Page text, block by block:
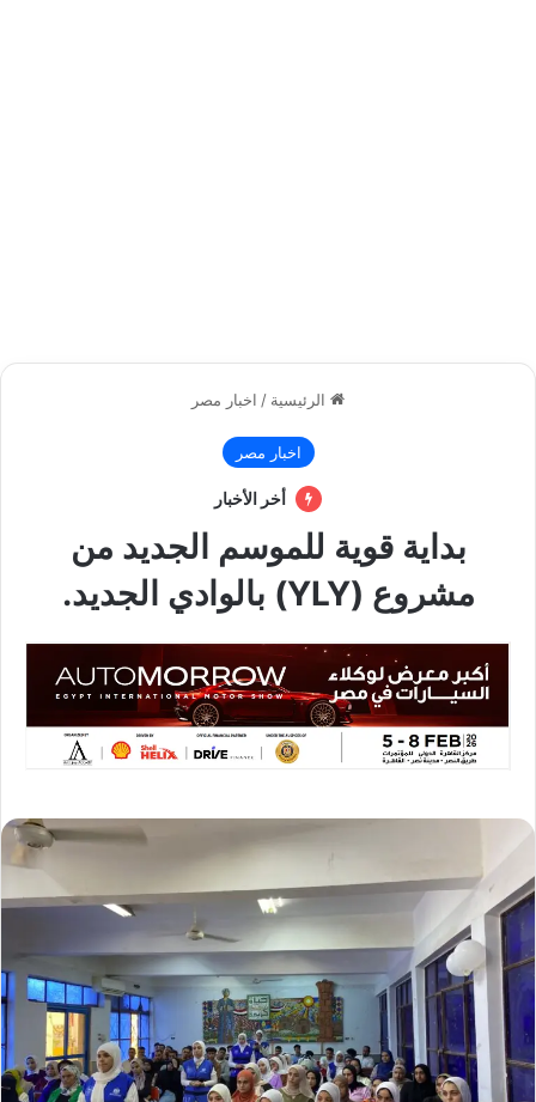
الرئيسية / اخبار مصر
اخبار مصر
أخر الأخبار
بداية قوية للموسم الجديد من
مشروع (YLY) بالوادي الجديد.